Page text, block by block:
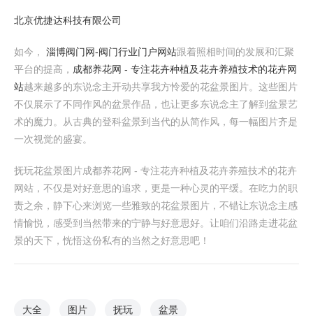
北京优捷达科技有限公司
如今， 淄博阀门网-阀门行业门户网站跟着照相时间的发展和汇聚
平台的提高， 成都养花网 - 专注花卉种植及花卉养殖技术的花卉网
站越来越多的东说念主开动共享我方怜爱的花盆景图片。这些图片
不仅展示了不同作风的盆景作品，也让更多东说念主了解到盆景艺
术的魔力。从古典的登科盆景到当代的从简作风，每一幅图片齐是
一次视觉的盛宴。
抚玩花盆景图片成都养花网 - 专注花卉种植及花卉养殖技术的花卉
网站，不仅是对好意思的追求，更是一种心灵的平缓。在吃力的职
责之余，静下心来浏览一些雅致的花盆景图片，不错让东说念主感
情愉悦，感受到当然带来的宁静与好意思好。让咱们沿路走进花盆
景的天下，恍悟这份私有的当然之好意思吧！
大全 图片 抚玩 盆景